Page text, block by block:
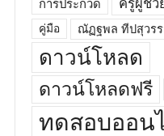
การประกวด ครูผู้ช่ว
คู่มือ ณัฏฐพล ทีปสุวร
ดาวน์โหลด
ดาวน์โหลดฟรี
ทดสอบออน